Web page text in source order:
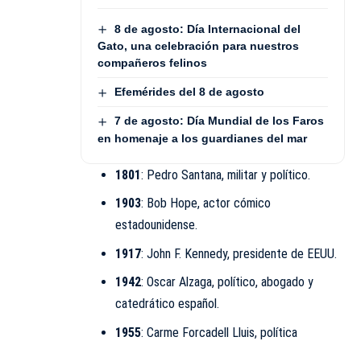
8 de agosto: Día Internacional del
Gato, una celebración para nuestros
compañeros felinos
Efemérides del 8 de agosto
7 de agosto: Día Mundial de los Faros
en homenaje a los guardianes del mar
1801: Pedro Santana, militar y político.
1903: Bob Hope, actor cómico
estadounidense.
1917: John F. Kennedy,presidente de EEUU.
1942: Oscar Alzaga, político, abogado y
catedrático español.
1955: Carme Forcadell Lluis, política